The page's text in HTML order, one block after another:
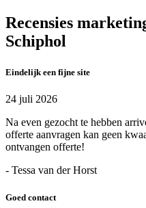
Recensies
Schiphol
Eindelijk een fijne site
24 juli 2026
Na even gezocht te hebben
offerte aanvragen kan geen
ontvangen offerte!
- Tessa van der Horst
Goed contact